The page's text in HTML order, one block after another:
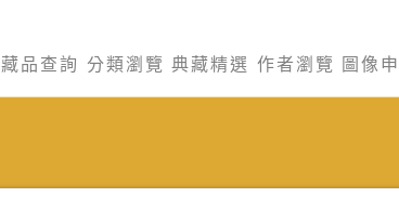
藏品查詢 分類瀏覽 典藏精選 作者瀏覽 圖像